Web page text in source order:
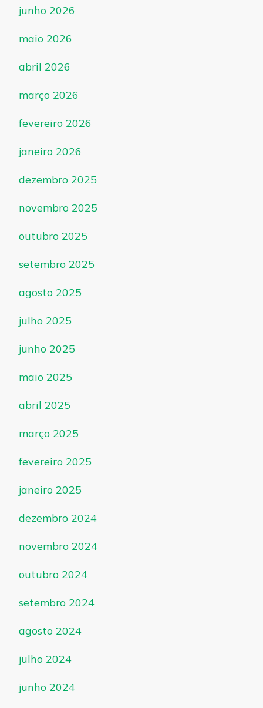
junho 2026
maio 2026
abril 2026
março 2026
fevereiro 2026
janeiro 2026
dezembro 2025
novembro 2025
outubro 2025
setembro 2025
agosto 2025
julho 2025
junho 2025
maio 2025
abril 2025
março 2025
fevereiro 2025
janeiro 2025
dezembro 2024
novembro 2024
outubro 2024
setembro 2024
agosto 2024
julho 2024
junho 2024